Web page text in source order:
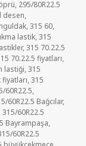
, 295/80R22.5
desen,
,315 60,
lastik,315
,315 70.22.5
70.22.5 fiyatları,
lastiği,315
,315
60R22.5,
60R22.5 Bağcılar,
,315/60R22.5
Bayrampaşa,
60R22.5